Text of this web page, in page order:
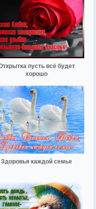
пусть всё будет
хорошо
Здоровья каждой семье